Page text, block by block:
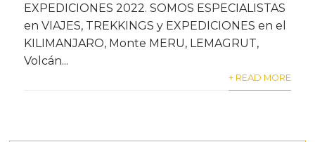
EXPEDICIONES 2022. SOMOS ESPECIALISTAS
en VIAJES, TREKKINGS y EXPEDICIONES en el
KILIMANJARO, Monte MERU, LEMAGRUT,
Volcán...
+ READ MORE